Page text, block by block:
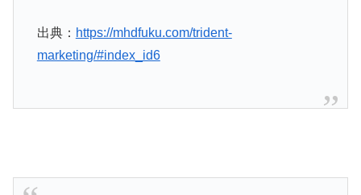
出典： https://mhdfuku.com/trident-
marketing/#index_id6